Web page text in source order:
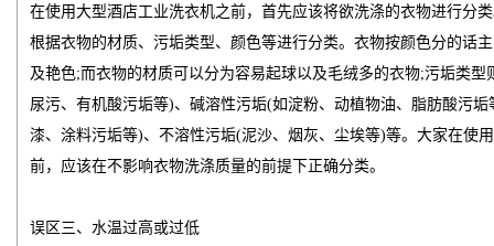
在使用大型酒店工业洗衣机之前，首先应该将欲洗涤的衣物进行分
根据衣物的材质、污垢类型、颜色等进行分类。衣物按颜色分的话
及艳色;而衣物的材质可以分为容易起球以及毛绒多的衣物;污垢类
尿污、有机酸污垢等)、碱溶性污垢(如淀粉、动植物油、脂肪酸污
漆、涂料污垢等)、不溶性污垢(泥沙、烟灰、尘埃等)等。大家在使
前，应该在不影响衣物洗涤质量的前提下正确分类。
误区三、水温过高或过低